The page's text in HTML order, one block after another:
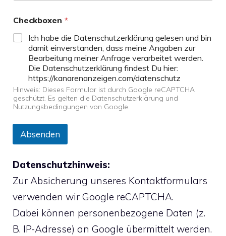
Checkboxen *
Ich habe die Datenschutzerklärung gelesen und bin
damit einverstanden, dass meine Angaben zur
Bearbeitung meiner Anfrage verarbeitet werden.
Die Datenschutzerklärung findest Du hier:
https://kanarenanzeigen.com/datenschutz
Hinweis: Dieses Formular ist durch Google reCAPTCHA
geschützt. Es gelten die Datenschutzerklärung und
Nutzungsbedingungen von Google.
Absenden
Datenschutzhinweis:
Zur Absicherung unseres Kontaktformulars
verwenden wir Google reCAPTCHA.
Dabei können personenbezogene Daten (z.
B. IP-Adresse) an Google übermittelt werden.